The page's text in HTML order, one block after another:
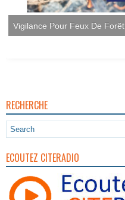
Vigilance Pour Feux De Forêt
RECHERCHE
ECOUTEZ CITERADIO